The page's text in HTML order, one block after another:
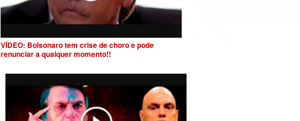
VÍDEO: Bolsonaro tem crise de choro e pode
renunciar a qualquer momento!!